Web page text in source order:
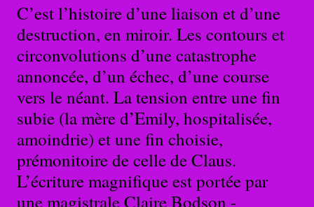
C’est l’histoire d’une liaison et d’une
destruction, en miroir. Les contours et
circonvolutions d’une catastrophe
annoncée, d’un échec, d’une course
vers le néant. La tension entre une fin
subie (la mère d’Emily, hospitalisée,
amoindrie) et une fin choisie,
prémonitoire de celle de Claus.
L’écriture magnifique est portée par
une magistrale Claire Bodson -